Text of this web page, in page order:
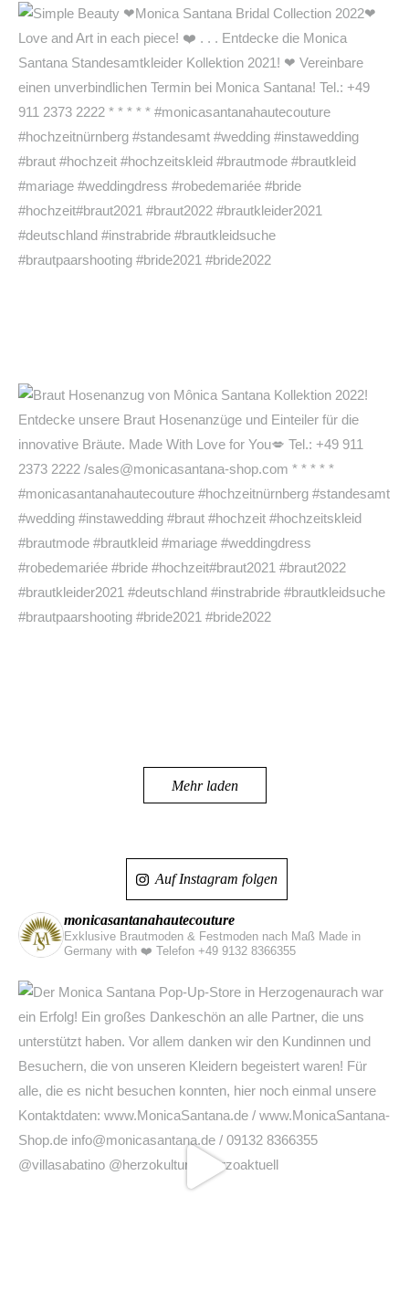
Mehr laden
Auf Instagram folgen
monicasantanahautecouture
Exklusive Brautmoden & Festmoden nach Maß Made in
Germany with ❤️ Telefon +49 9132 8366355